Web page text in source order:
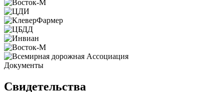
Документы
Свидетельства